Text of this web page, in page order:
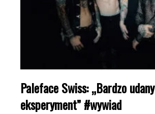
Paleface Swiss: „Bardzo udany
eksperyment” #wywiad